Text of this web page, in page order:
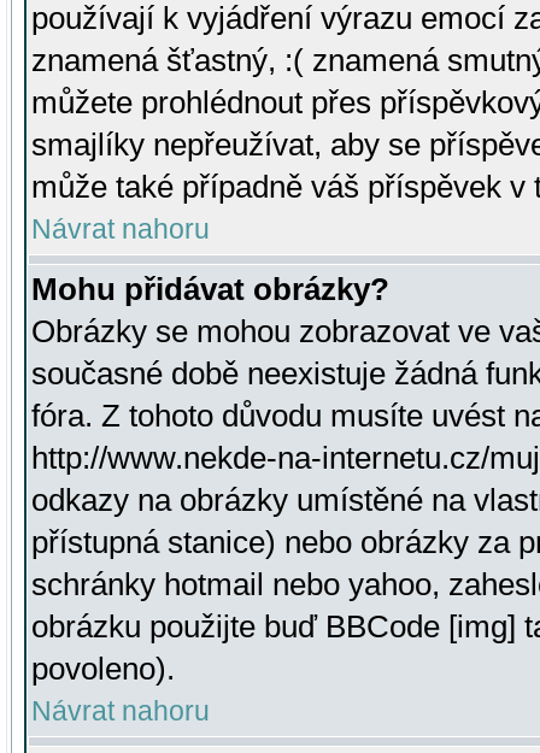
používají k vyjádření výrazu emocí
znamená šťastný, :( znamená
můžete prohlédnout přes
smajlíky nepřeužívat, aby se
může také případně váš příspěvek v
Návrat nahoru
Mohu přidávat obrázky?
Obrázky se mohou zobrazovat ve
současné době neexistuje žádná
fóra. Z tohoto důvodu musíte uvést
http://www.nekde-na-internetu.cz/
odkazy na obrázky umístěné na
přístupná stanice) nebo obrázky za
schránky hotmail nebo yahoo,
obrázku použijte buď BBCode [img]
povoleno).
Návrat nahoru